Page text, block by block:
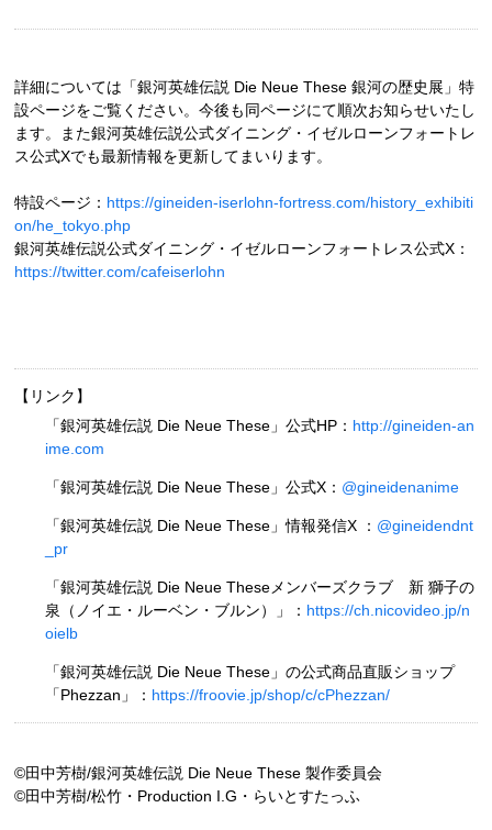
詳細については「銀河英雄伝説 Die Neue These 銀河の歴史展」特
設ページをご覧ください。今後も同ページにて順次お知らせいたし
ます。また銀河英雄伝説公式ダイニング・イゼルローンフォートレ
ス公式Xでも最新情報を更新してまいります。
特設ページ： https://gineiden-iserlohn-fortress.com/history_exhibiti
on/he_tokyo.php
銀河英雄伝説公式ダイニング・イゼルローンフォートレス公式X：
https://twitter.com/cafeiserlohn
【リンク】
「銀河英雄伝説 Die Neue These」公式HP： http://gineiden-an
ime.com
「銀河英雄伝説 Die Neue These」公式X： @gineidenanime
「銀河英雄伝説 Die Neue These」情報発信X ： @gineidendnt
_pr
「銀河英雄伝説 Die Neue Theseメンバーズクラブ 新 獅子の
泉（ノイエ・ルーベン・ブルン）」： https://ch.nicovideo.jp/n
oielb
「銀河英雄伝説 Die Neue These」の公式商品直販ショップ
「Phezzan」： https://froovie.jp/shop/c/cPhezzan/
©田中芳樹/銀河英雄伝説 Die Neue These 製作委員会
©田中芳樹/松竹・Production I.G・らいとすたっふ